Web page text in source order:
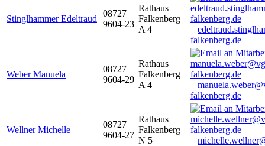
Stinglhammer Edeltraud
08727
9604-23
Rathaus
Falkenberg
A 4
falkenberg.de
Weber Manuela
08727
9604-29
Rathaus
Falkenberg
A 4
falkenberg.de
Wellner Michelle
08727
9604-27
Rathaus
Falkenberg
N 5